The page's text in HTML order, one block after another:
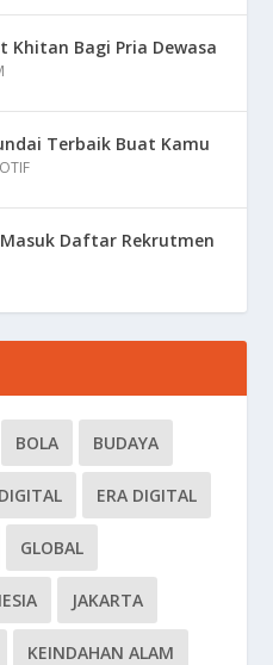
Khitan Bagi Pria Dewasa
Terbaik Buat Kamu
Daftar Rekrutmen
BOLA BUDAYA
DIGITAL ERA DIGITAL
GLOBAL
JAKARTA
KEINDAHAN ALAM